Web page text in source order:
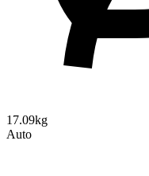
17.09kg
Auto